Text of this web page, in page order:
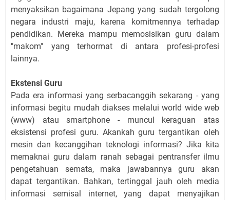
menyaksikan bagaimana Jepang yang sudah tergolong
negara industri maju, karena komitmennya terhadap
pendidikan. Mereka mampu memosisikan guru dalam
"makom" yang terhormat di antara profesi-profesi
lainnya.
Ekstensi Guru
Pada era informasi yang serbacanggih sekarang -yang
informasi begitu mudah diakses melalui world wide web
(www) atau smartphone - muncul keraguan atas
eksistensi profesi guru. Akankah guru tergantikan oleh
mesin dan kecanggihan teknologi informasi? Jika kita
memaknai guru dalam ranah sebagai pentransfer ilmu
pengetahuan semata, maka jawabannya guru akan
dapat tergantikan. Bahkan, tertinggal jauh oleh media
informasi semisal internet, yang dapat menyajikan